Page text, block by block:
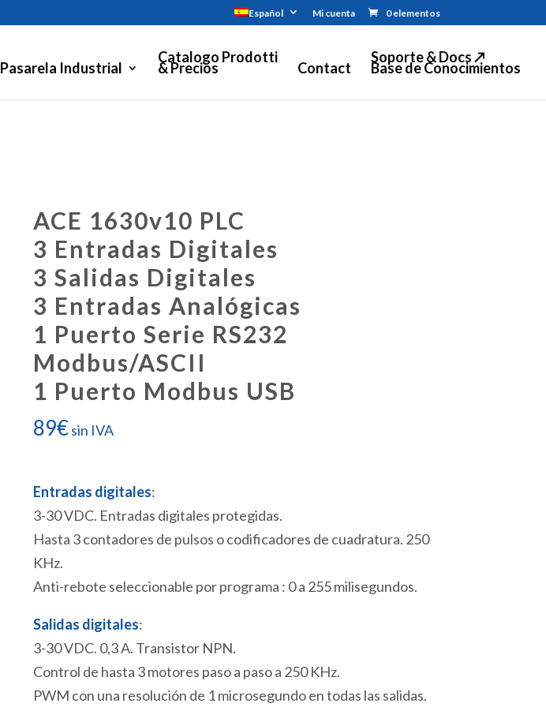
Español Mi cuenta 0 elementos
Pasarela Industrial
Catalogo Prodotti
& Precios Contact
Soporte & Docs ↗
Base de Conocimientos
ACE 1630v10 PLC
3 Entradas Digitales
3 Salidas Digitales
3 Entradas Analógicas
1 Puerto Serie RS232
Modbus/ASCII
1 Puerto Modbus USB
89€ sin IVA
Entradas digitales:
3-30 VDC. Entradas digitales protegidas.
Hasta 3 contadores de pulsos o codificadores de cuadratura. 250
KHz.
Anti-rebote seleccionable por programa : 0 a 255 milisegundos.
Salidas digitales:
3-30 VDC. 0,3 A. Transistor NPN.
Control de hasta 3 motores paso a paso a 250 KHz.
PWM con una resolución de 1 microsegundo en todas las salidas.